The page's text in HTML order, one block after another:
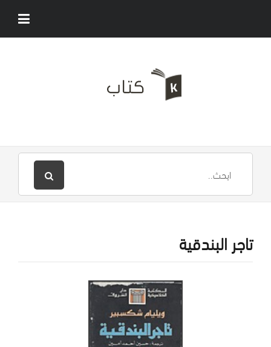
تاجر البندقية